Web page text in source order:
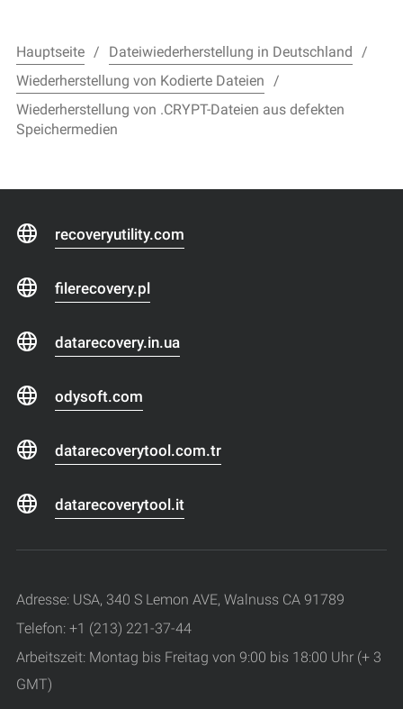
Hauptseite
Dateiwiederherstellung in Deutschland
Wiederherstellung von Kodierte Dateien
Wiederherstellung von .CRYPT-Dateien aus defekten
Speichermedien
recoveryutility.com
filerecovery.pl
datarecovery.in.ua
odysoft.com
datarecoverytool.com.tr
datarecoverytool.it
Adresse: USA, 340 S Lemon AVE, Walnuss CA 91789
Telefon: +1 (213) 221-37-44
Arbeitszeit: Montag bis Freitag von 9:00 bis 18:00 Uhr (+ 3
GMT)